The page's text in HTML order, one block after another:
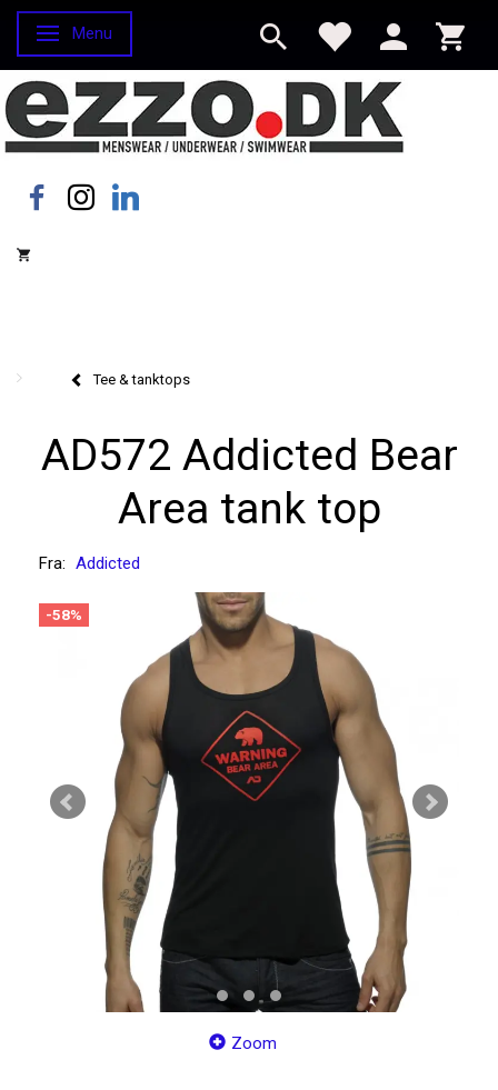
Skifte navigation
Menu
Tee & tanktops
AD572 Addicted Bear
Area tank top
Fra: Addicted
-58%
Zoom